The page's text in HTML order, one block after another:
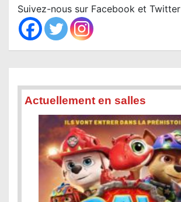
c
h
Suivez-nous sur Facebook et Twitter
Actuellement en salles